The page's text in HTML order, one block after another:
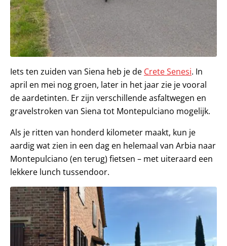
Iets ten zuiden van Siena heb je de Crete Senesi. In
april en mei nog groen, later in het jaar zie je vooral
de aardetinten. Er zijn verschillende asfaltwegen en
gravelstroken van Siena tot Montepulciano mogelijk.
Als je ritten van honderd kilometer maakt, kun je
aardig wat zien in een dag en helemaal van Arbia naar
Montepulciano (en terug) fietsen – met uiteraard een
lekkere lunch tussendoor.